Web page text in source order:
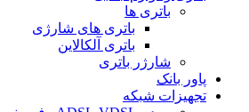
باتری ها
باتری های شارژی
باتری آلکالاین
شارژر باتری
پاور بانک
تجهیزات شبکه